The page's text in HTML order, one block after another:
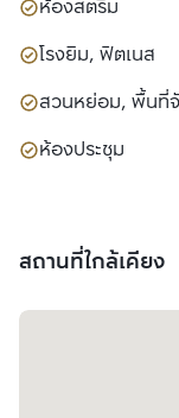
ห้องสตรีม
โรงยิม, ฟิตเนส
สวนหย่อม, พื้นที่
ห้องประชุม
สถานที่ใกล้เคียง